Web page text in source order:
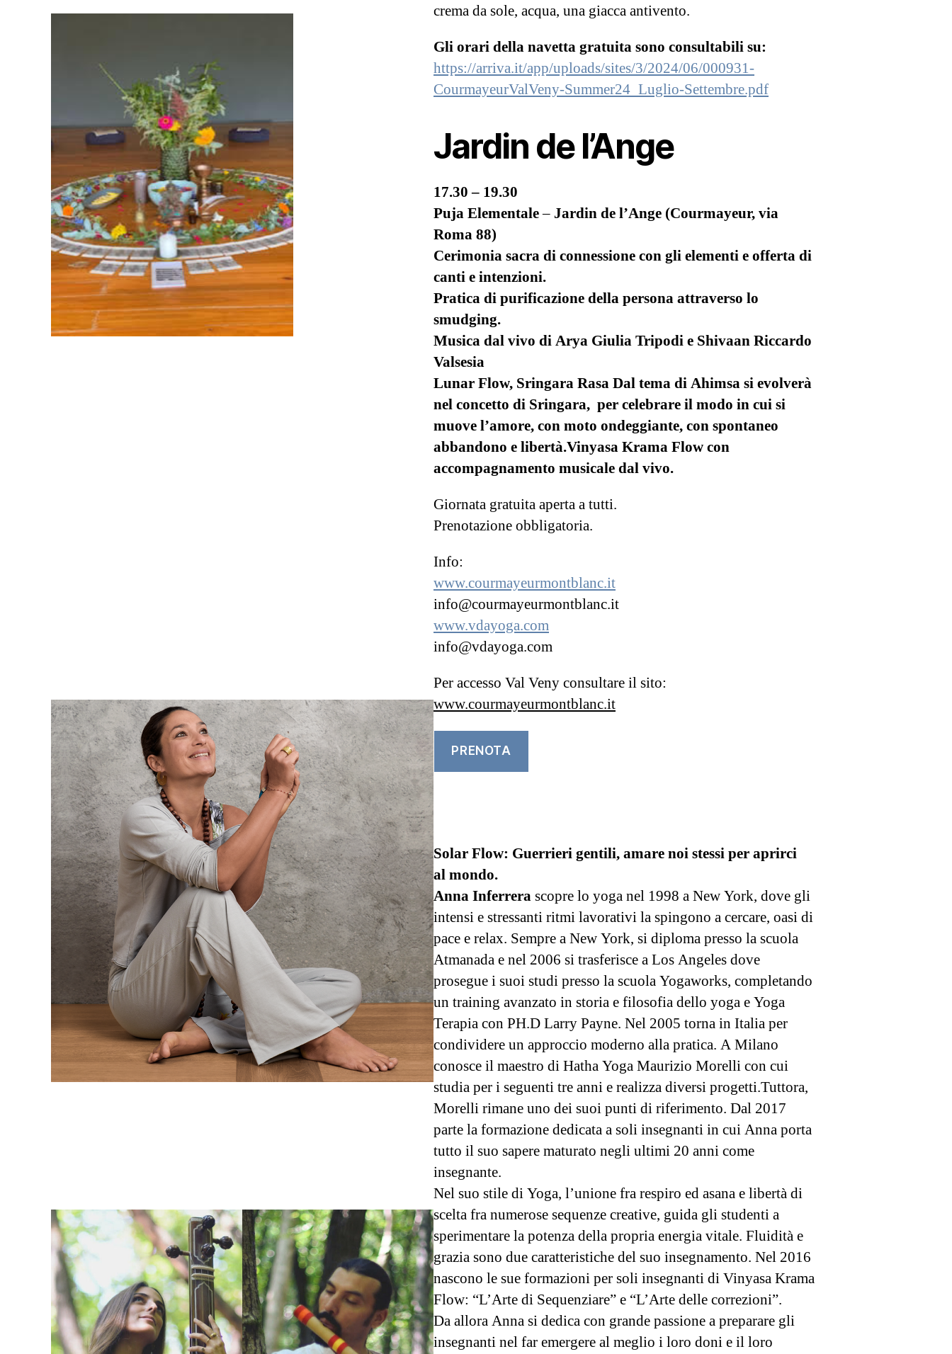
crema da sole, acqua, una giacca antivento.
Gli orari della navetta gratuita sono consultabili su:
https://arriva.it/app/uploads/sites/3/2024/06/000931-
CourmayeurValVeny-Summer24_Luglio-Settembre.pdf
Jardin de l’Ange
17.30 – 19.30
Puja Elementale– Jardin de l’Ange (Courmayeur, via
Roma 88)
Cerimonia sacra di connessione con gli elementi e offerta di
canti e intenzioni.
Pratica di purificazione della persona attraverso lo
smudging.
Musica dal vivo di Arya Giulia Tripodi e Shivaan Riccardo
Valsesia
Lunar Flow, Sringara Rasa Dal tema di Ahimsa si evolverà
nel concetto di Sringara, per celebrare il modo in cui si
muove l’amore, con moto ondeggiante, con spontaneo
abbandono e libertà.Vinyasa Krama Flow con
accompagnamento musicale dal vivo.
Giornata gratuita aperta a tutti.
Prenotazione obbligatoria.
Info:
www.courmayeurmontblanc.it
info@courmayeurmontblanc.it
www.vdayoga.com
info@vdayoga.com
Per accesso Val Veny consultare il sito:
www.courmayeurmontblanc.it
PRENOTA
Solar Flow: Guerrieri gentili, amare noi stessi per aprirci
al mondo.
Anna Inferrerascopre lo yoga nel 1998 a New York, dove gli
intensi e stressanti ritmi lavorativi la spingono a cercare, oasi di
pace e relax. Sempre a New York, si diploma presso la scuola
Atmanada e nel 2006 si trasferisce a Los Angeles dove
prosegue i suoi studi presso la scuola Yogaworks, completando
un training avanzato in storia e filosofia dello yoga e Yoga
Terapia con PH.D Larry Payne. Nel 2005 torna in Italia per
condividere un approccio moderno alla pratica. A Milano
conosce il maestro di Hatha Yoga Maurizio Morelli con cui
studia per i seguenti tre anni e realizza diversi progetti.Tuttora,
Morelli rimane uno dei suoi punti di riferimento. Dal 2017
parte la formazione dedicata a soli insegnanti in cui Anna porta
tutto il suo sapere maturato negli ultimi 20 anni come
insegnante.
Nel suo stile di Yoga, l’unione fra respiro ed asana e libertà di
scelta fra numerose sequenze creative, guida gli studenti a
sperimentare la potenza della propria energia vitale. Fluidità e
grazia sono due caratteristiche del suo insegnamento. Nel 2016
nascono le sue formazioni per soli insegnanti di Vinyasa Krama
Flow: “L’Arte di Sequenziare” e “L’Arte delle correzioni”.
Da allora Anna si dedica con grande passione a preparare gli
insegnanti nel far emergere al meglio i loro doni e il loro